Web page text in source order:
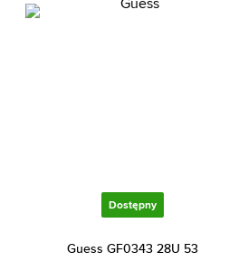
Dostępny
Guess GF0343 28U 53